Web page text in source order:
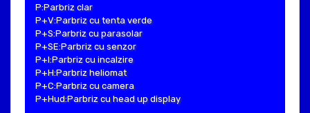
P:Parbriz clar
P+V:Parbriz cu tenta verde
P+S:Parbriz cu parasolar
P+SE:Parbriz cu senzor
P+I:Parbriz cu incalzire
P+H:Parbriz heliomat
P+C:Parbriz cu camera
P+Hud:Parbriz cu head up display